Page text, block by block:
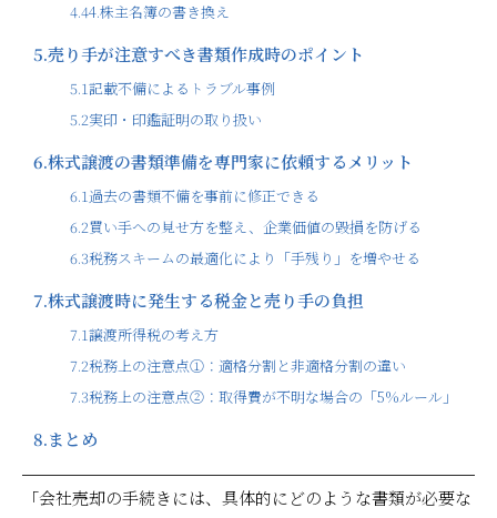
4.44.株主名簿の書き換え
5.売り手が注意すべき書類作成時のポイント
5.1記載不備によるトラブル事例
5.2実印・印鑑証明の取り扱い
6.株式譲渡の書類準備を専門家に依頼するメリット
6.1過去の書類不備を事前に修正できる
6.2買い手への見せ方を整え、企業価値の毀損を防げる
6.3税務スキームの最適化により「手残り」を増やせる
7.株式譲渡時に発生する税金と売り手の負担
7.1譲渡所得税の考え方
7.2税務上の注意点①：適格分割と非適格分割の違い
7.3税務上の注意点②：取得費が不明な場合の「5%ルール」
8.まとめ
「会社売却の手続きには、具体的にどのような書類が必要な